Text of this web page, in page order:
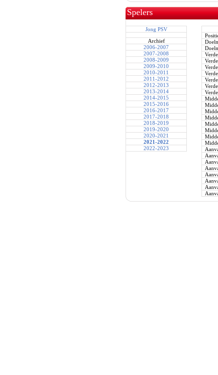
Spelers
Jong PSV
Archief
2006-2007
2007-2008
2008-2009
2009-2010
2010-2011
2011-2012
2012-2013
2013-2014
2014-2015
2015-2016
2016-2017
2017-2018
2018-2019
2019-2020
2020-2021
2021-2022
2022-2023